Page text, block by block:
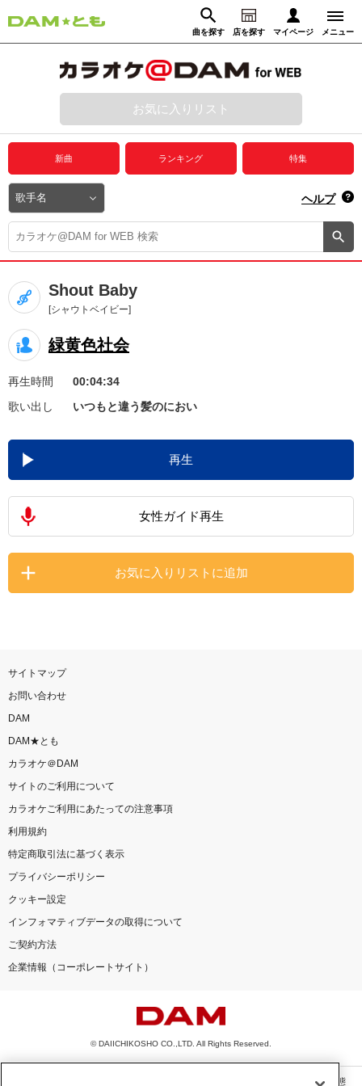
曲を探す 店を探す マイページ メニュー
動画からさがす 録音からさがす
ログイン
プレミアムサービス
DAM★とも動画
DAM★とも録音
カラオケ＠DAM
ユーザー検索
キャンペーン
お知らせ よくあるご質問
DAMの新曲・ランキングなど
カラオケ最新情報をチェック！
家族や友達と一緒に！練習にも！
お気に入りリスト
新曲 ランキング 特集
ヘルプ
Shout Baby
[シャウトベイビー]
緑黄色社会
再生時間
00:04:34
歌い出し
いつもと違う髪のにおい
再生
女性ガイド再生
お気に入りリストに追加
サイトマップ
お問い合わせ
DAM
DAM★とも
カラオケ＠DAM
サイトのご利用について
カラオケご利用にあたっての注意事項
利用規約
特定商取引法に基づく表示
プライバシーポリシー
クッキー設定
インフォマティブデータの取得について
ご契約方法
企業情報（コーポレートサイト）
© DAIICHIKOSHO CO.,LTD. All Rights Reserved.
このサイトに掲載されている一切の文章・画像・写真・動画・音声等を、手段や形態